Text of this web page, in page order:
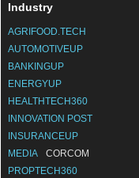
Industry
AGRIFOOD.TECH
AUTOMOTIVEUP
BANKINGUP
ENERGYUP
HEALTHTECH360
INNOVATION POST
INSURANCEUP
MEDIA
CORCOM
PROPTECH360